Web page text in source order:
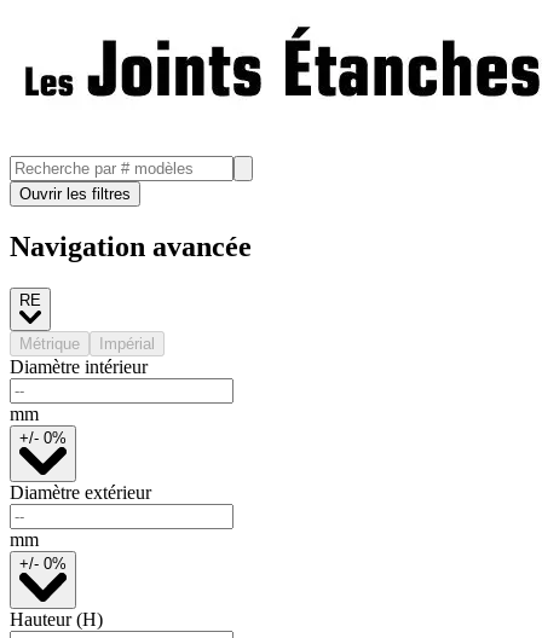
Ouvrir les filtres
Navigation avancée
RE
Métrique Impérial
Diamètre intérieur
mm
+/- 0%
Diamètre extérieur
mm
+/- 0%
Hauteur (H)